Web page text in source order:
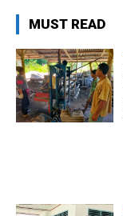
MUST READ